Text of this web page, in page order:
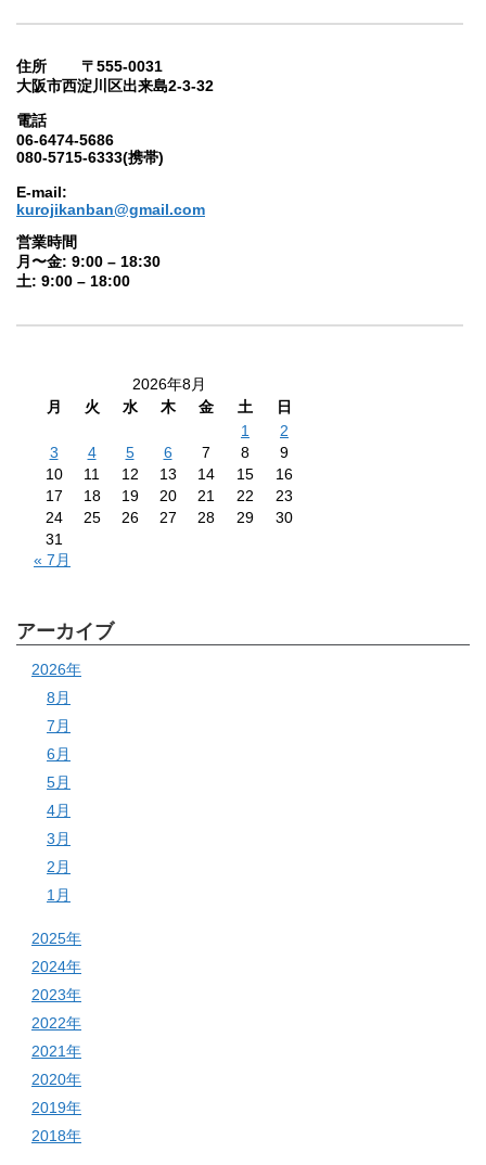
住所 〒555-0031
大阪市西淀川区出来島2-3-32
電話
06-6474-5686
080-5715-6333(携帯)
E-mail:
kurojikanban@gmail.com
営業時間
月〜金: 9:00 – 18:30
土: 9:00 – 18:00
2026年8月
月
火 水 木 金 土
日
1
2
3
4 5 6 7 8
9
10
11 12 13 14 15
16
17
18 19 20 21 22
23
24
25 26 27 28 29
30
31
« 7月
アーカイブ
2026年
8月
7月
6月
5月
4月
3月
2月
1月
2025年
2024年
2023年
2022年
2021年
2020年
2019年
2018年